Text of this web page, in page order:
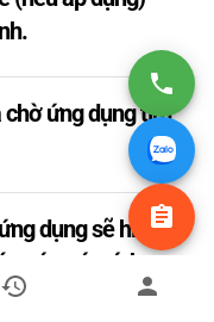
ứng dụng tìm
dụng sẽ hiển
cước ước tính.
đến đón bạn.